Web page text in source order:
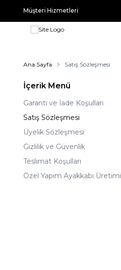
Müşteri Hizmetleri
Ana Sayfa Satış Sözleşmesi
İçerik Menü
Garanti ve İade Koşulları
Satış Sözleşmesi
Üyelik Sözleşmesi
Gizlilik ve Güvenlik
Teslimat Koşulları
Özel Yapım Ayakkabı Üretimi